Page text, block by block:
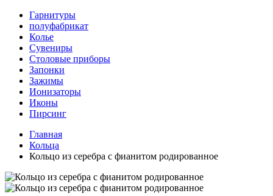
Гарнитуры
полуфабрикат
Колье
Сувениры
Столовые приборы
Запонки
Зажимы
Ионизаторы
Иконы
Пирсинг
Главная
Кольца
Кольцо из серебра с фианитом родированное